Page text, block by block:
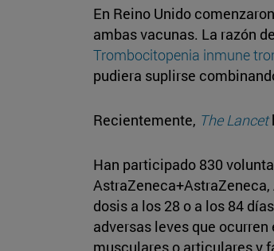
En Reino Unido
ambas vacunas. La razón
Trombocitopenia inmune
pudiera suplirse
Recientemente, The Lancet
Han participado 830
dosis a los 28 o a los 84
adversas leves que
musculares o articulares y